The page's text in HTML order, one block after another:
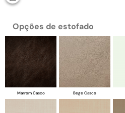
Opções de estofado
Marrom Casco Bege Casco